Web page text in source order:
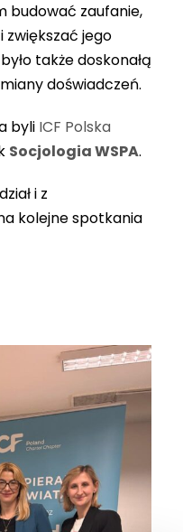
budować zaufanie,
zwiększać jego
także doskonałą
doświadczeń.
byli ICF Polska
Socjologia WSPA.
i z
kolejne spotkania